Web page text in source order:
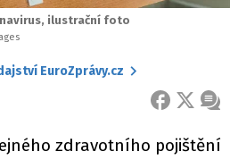
ilustrační foto
EuroZprávy.cz
FACEBOOK
X
zdravotního pojištění